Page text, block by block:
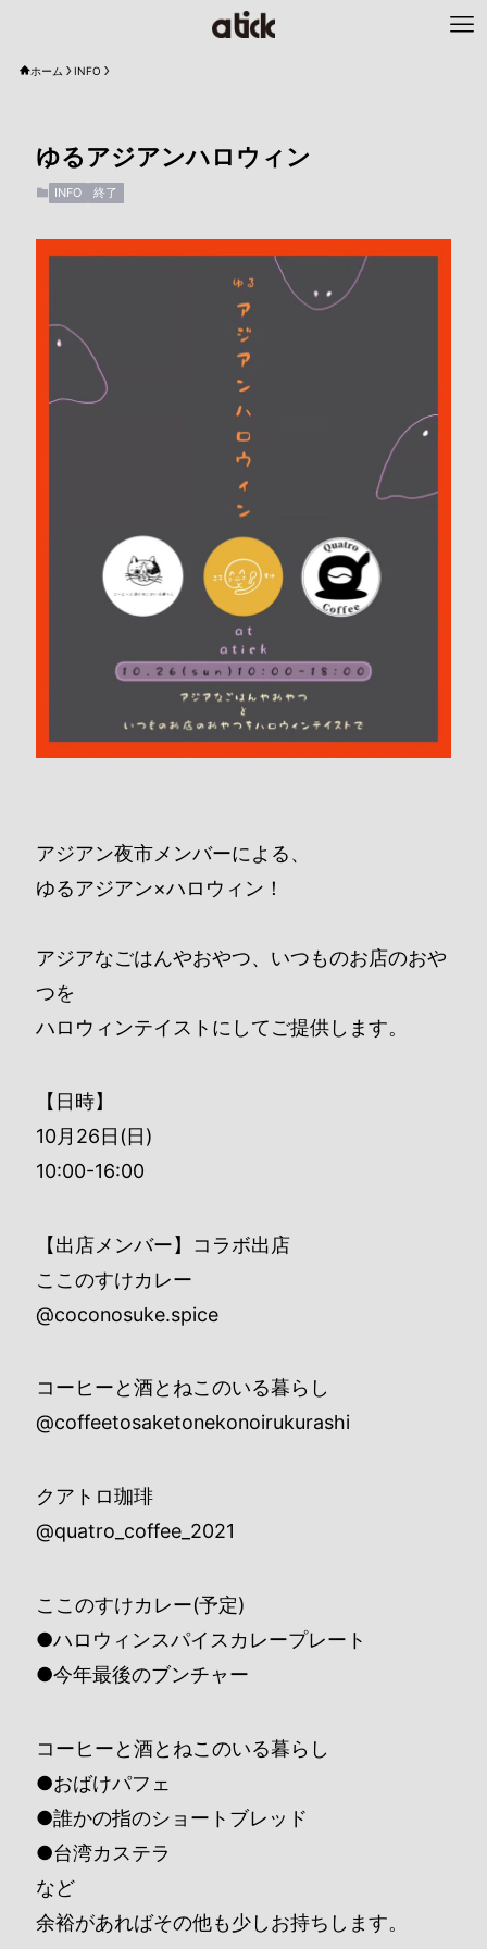
ホーム INFO
ゆるアジアンハロウィン
INFO 終了
アジアン夜市メンバーによる、
ゆるアジアン×ハロウィン！
アジアなごはんやおやつ、いつものお店のおや
つを
ハロウィンテイストにしてご提供します。
【日時】
10月26日(日)
10:00-16:00
【出店メンバー】コラボ出店
ここのすけカレー
@coconosuke.spice
コーヒーと酒とねこのいる暮らし
@coffeetosaketonekonoirukurashi
クアトロ珈琲
@quatro_coffee_2021
ここのすけカレー(予定)
●ハロウィンスパイスカレープレート
●今年最後のブンチャー
コーヒーと酒とねこのいる暮らし
●おばけパフェ
●誰かの指のショートブレッド
●台湾カステラ
など
余裕があればその他も少しお持ちします。